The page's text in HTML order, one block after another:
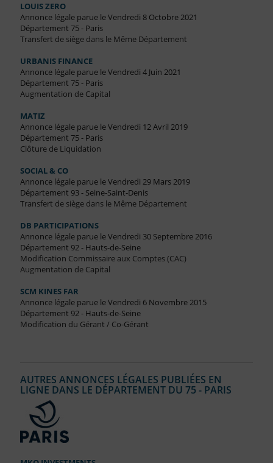
LOUIS ZERO
Annonce légale parue le Vendredi 8 Octobre 2021
Département 75 - Paris
Transfert de siège dans le Même Département
URBANIS FINANCE
Annonce légale parue le Vendredi 4 Juin 2021
Département 75 - Paris
Augmentation de Capital
MATIZ
Annonce légale parue le Vendredi 12 Avril 2019
Département 75 - Paris
Clôture de Liquidation
SOCIAL & CO
Annonce légale parue le Vendredi 29 Mars 2019
Département 93 - Seine-Saint-Denis
Transfert de siège dans le Même Département
DB PARTICIPATIONS
Annonce légale parue le Vendredi 30 Septembre 2016
Département 92 - Hauts-de-Seine
Modification Commissaire aux Comptes (CAC)
Augmentation de Capital
SCM KINES FAR
Annonce légale parue le Vendredi 6 Novembre 2015
Département 92 - Hauts-de-Seine
Modification du Gérant / Co-Gérant
AUTRES ANNONCES LÉGALES PUBLIÉES EN
LIGNE DANS LE DÉPARTEMENT DU 75 - PARIS